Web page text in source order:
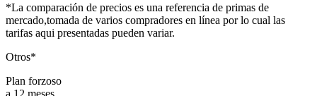
*La comparación de precios es una referencia de primas de
mercado,tomada de varios compradores en línea por lo cual las
tarifas aqui presentadas pueden variar.
Otros*
Plan forzoso
a 12 meses